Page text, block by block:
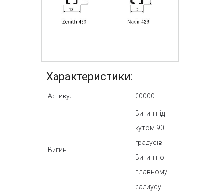
Характеристики:
Артикул: 00000
Вигин
Вигин під
кутом 90
градусів
Вигин по
плавному
радиусу